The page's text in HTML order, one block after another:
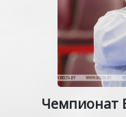
Чемпионат